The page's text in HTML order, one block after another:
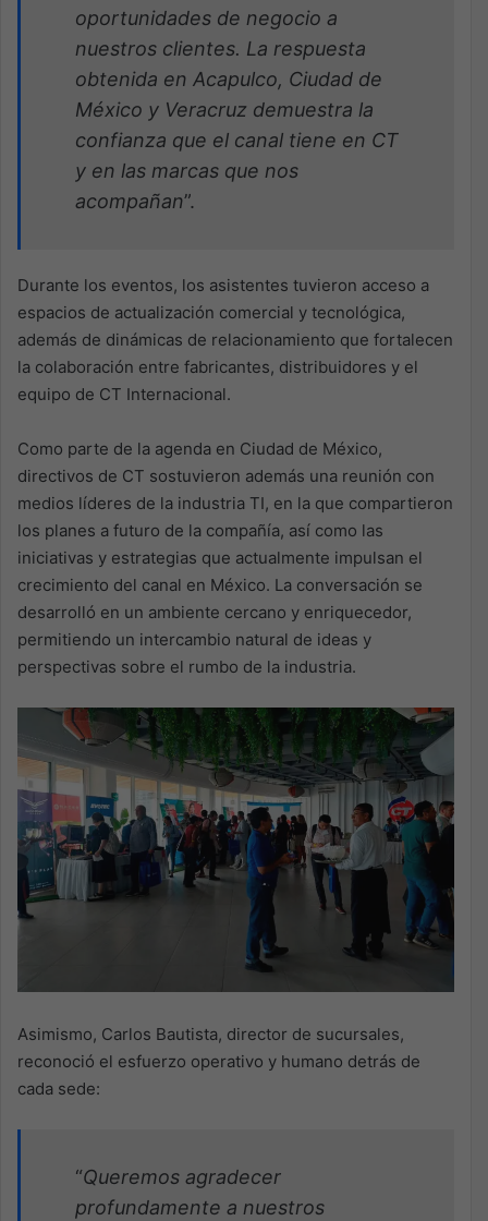
oportunidades de negocio a
nuestros clientes. La respuesta
obtenida en Acapulco, Ciudad de
México y Veracruz demuestra la
confianza que el canal tiene en CT
y en las marcas que nos
acompañan”.
Durante los eventos, los asistentes tuvieron acceso a
espacios de actualización comercial y tecnológica,
además de dinámicas de relacionamiento que fortalecen
la colaboración entre fabricantes, distribuidores y el
equipo de CT Internacional.
Como parte de la agenda en Ciudad de México,
directivos de CT sostuvieron además una reunión con
medios líderes de la industria TI, en la que compartieron
los planes a futuro de la compañía, así como las
iniciativas y estrategias que actualmente impulsan el
crecimiento del canal en México. La conversación se
desarrolló en un ambiente cercano y enriquecedor,
permitiendo un intercambio natural de ideas y
perspectivas sobre el rumbo de la industria.
Asimismo, Carlos Bautista, director de sucursales,
reconoció el esfuerzo operativo y humano detrás de
cada sede:
“Queremos agradecer
profundamente a nuestros